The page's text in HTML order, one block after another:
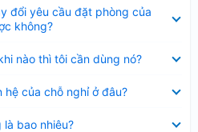
đổi yêu cầu đặt phòng của
không?
nào thì tôi cần dùng nó?
hệ của chỗ nghỉ ở đâu?
bao nhiêu?